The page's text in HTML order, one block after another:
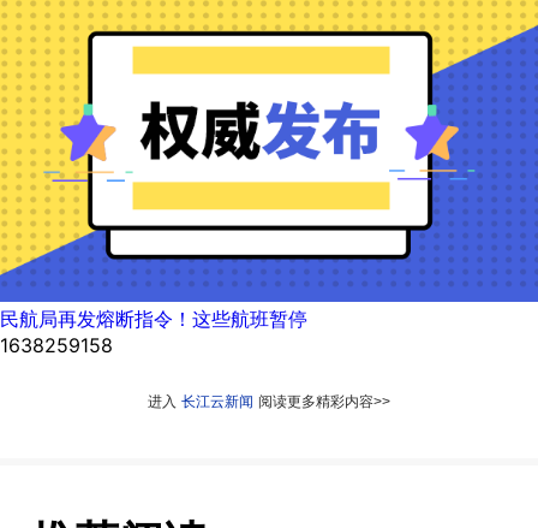
民航局再发熔断指令！这些航班暂停
1638259158
进入 长江云新闻 阅读更多精彩内容>>